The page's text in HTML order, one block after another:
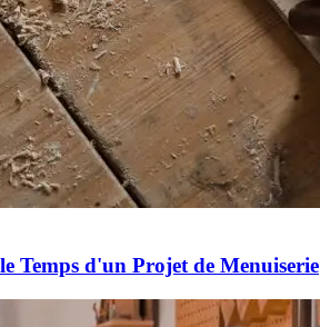
Temps d'un Projet de Menuiserie